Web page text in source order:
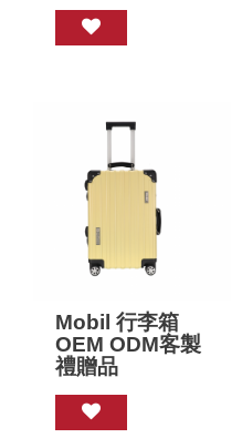
Mobil 行李箱
OEM ODM客製
禮贈品